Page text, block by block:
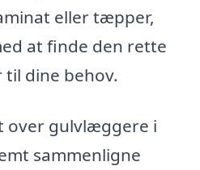
eller tæpper,
at finde den rette
til dine behov.
over gulvlæggere i
sammenligne